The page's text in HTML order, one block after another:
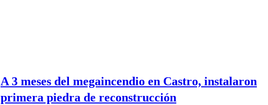
A 3 meses del megaincendio en Castro, instalaron
primera piedra de reconstrucción